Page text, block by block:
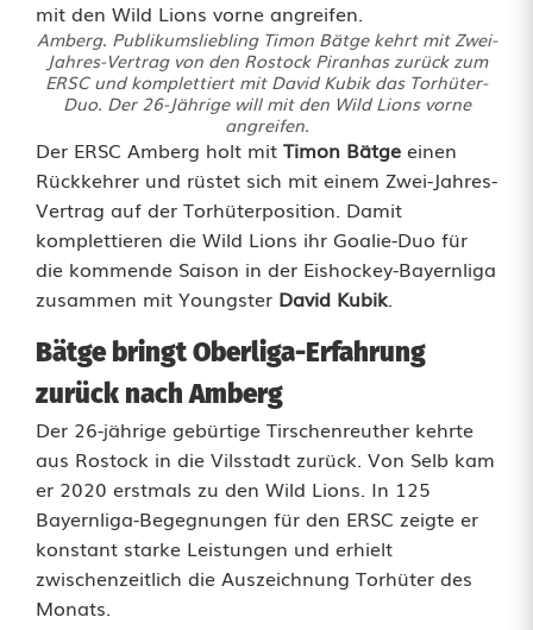
Amberg. Publikumsliebling Timon Bätge kehrt mit Zwei-
Jahres-Vertrag von den Rostock Piranhas zurück zum
ERSC und komplettiert mit David Kubik das Torhüter-
Duo. Der 26-Jährige will mit den Wild Lions vorne
angreifen.
P
u
b
l
i
k
u
m
s
l
i
Der ERSC Amberg holt mit Timon Bätge einen
Rückkehrer und rüstet sich mit einem Zwei-Jahres-
Vertrag auf der Torhüterposition. Damit
komplettieren die Wild Lions ihr Goalie-Duo für
die kommende Saison in der Eishockey-Bayernliga
zusammen mit Youngster David Kubik.
Bätge bringt Oberliga-Erfahrung
zurück nach Amberg
Der 26-jährige gebürtige Tirschenreuther kehrte
aus Rostock in die Vilsstadt zurück. Von Selb kam
er 2020 erstmals zu den Wild Lions. In 125
Bayernliga-Begegnungen für den ERSC zeigte er
konstant starke Leistungen und erhielt
zwischenzeitlich die Auszeichnung Torhüter des
Monats.